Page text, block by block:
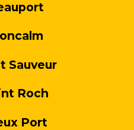
Sauveur
Roch
Port